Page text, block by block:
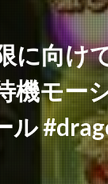
に向け
機モー
ル